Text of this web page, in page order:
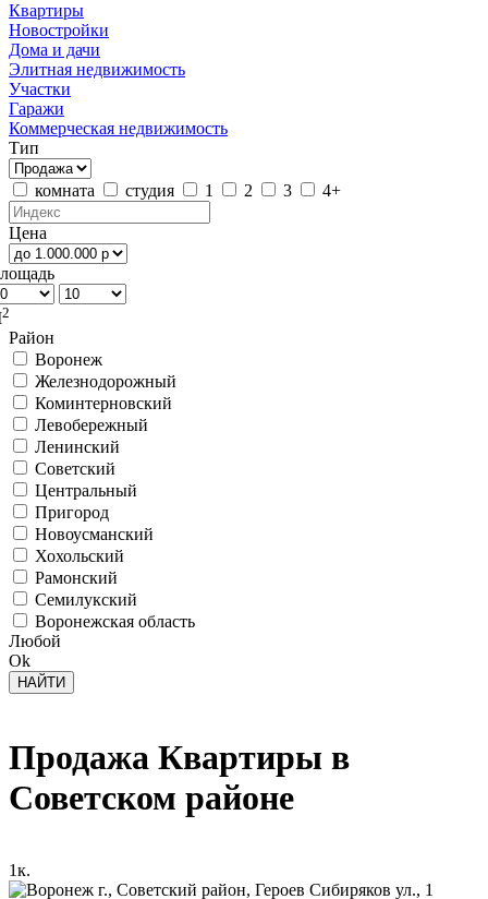
Квартиры
Новостройки
Дома и дачи
Элитная недвижимость
Участки
Гаражи
Коммерческая недвижимость
Тип
комната студия 1 2 3 4+
Цена
2
Район
Воронеж
Железнодорожный
Коминтерновский
Левобережный
Ленинский
Советский
Центральный
Пригород
Новоусманский
Хохольский
Рамонский
Семилукский
Воронежская область
Любой
Ok
Продажа Квартиры в
Советском районе
1к.